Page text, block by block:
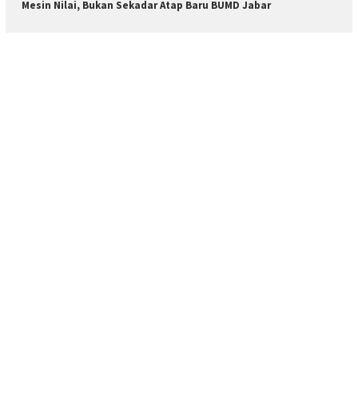
Mesin Nilai, Bukan Sekadar Atap Baru BUMD Jabar